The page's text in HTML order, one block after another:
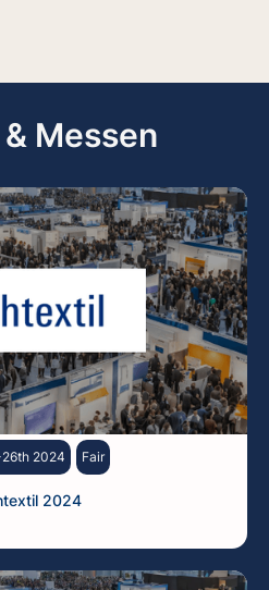
Messen
2024 Fair
2024